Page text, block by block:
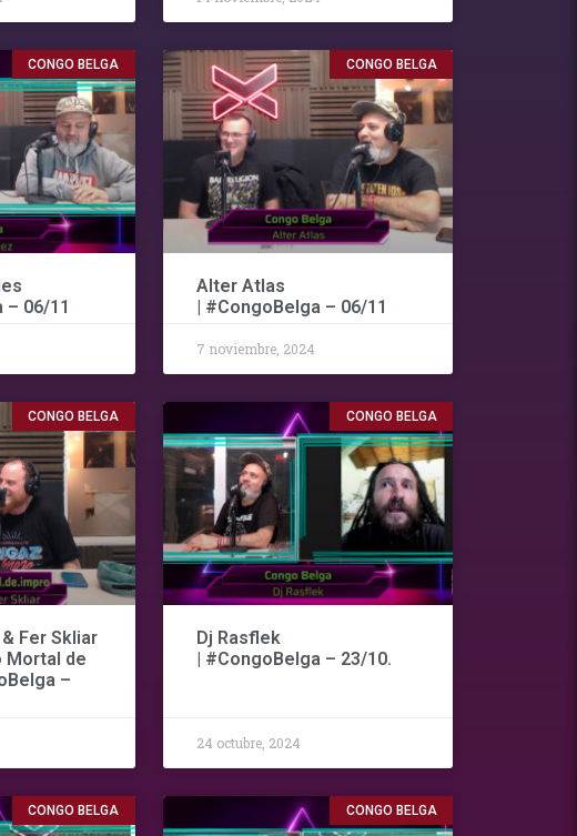
CONGO BELGA
– 06/11
CONGO BELGA
Alter Atlas
| #CongoBelga – 06/11
7 noviembre, 2024
CONGO BELGA
Fer Skliar
Mortal de
–
CONGO BELGA
Dj Rasflek
| #CongoBelga – 23/10.
24 octubre, 2024
CONGO BELGA CONGO BELGA